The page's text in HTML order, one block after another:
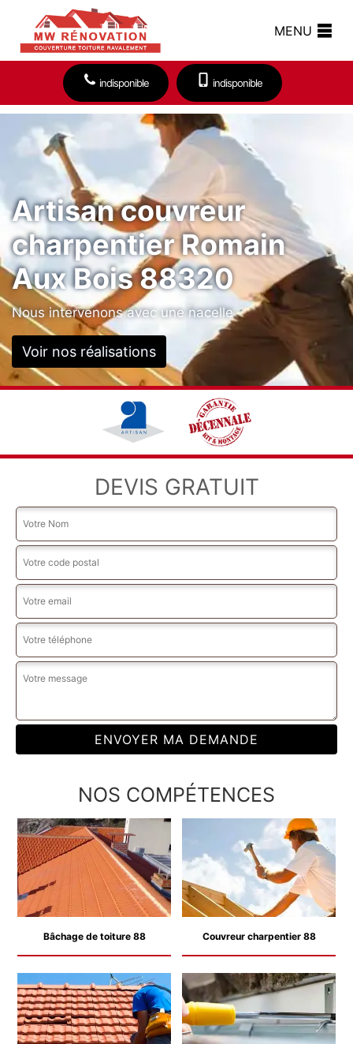
MENU
indisponible indisponible
Artisan couvreur
charpentier Romain
Aux Bois 88320
Nous intervenons avec une nacelle
Voir nos réalisations
DEVIS GRATUIT
NOS COMPÉTENCES
Bâchage de toiture 88 Couvreur charpentier 88